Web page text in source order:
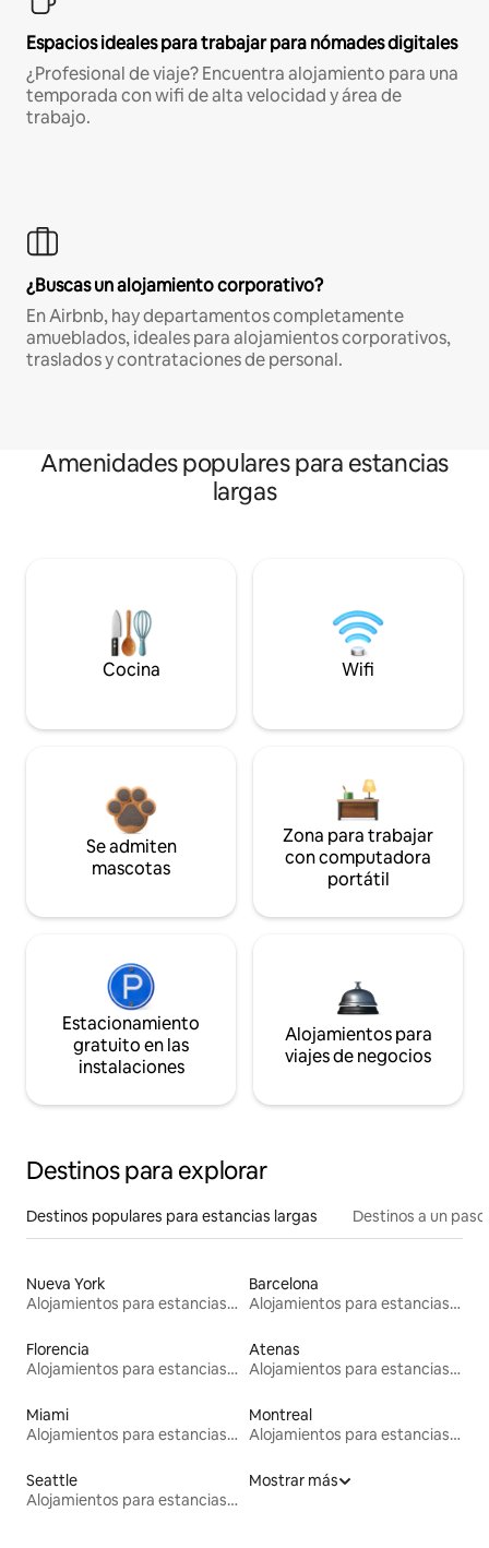
Espacios ideales para trabajar para nómades digitales
¿Profesional de viaje? Encuentra alojamiento para una
temporada con wifi de alta velocidad y área de
trabajo.
¿Buscas un alojamiento corporativo?
En Airbnb, hay departamentos completamente
amueblados, ideales para alojamientos corporativos,
traslados y contrataciones de personal.
Amenidades populares para estancias
largas
Cocina Wifi
Se admiten
mascotas
Zona para trabajar
con computadora
portátil
Estacionamiento
gratuito en las
instalaciones
Alojamientos para
viajes de negocios
Destinos para explorar
Destinos populares para estancias largas Destinos a un
Nueva York
Alojamientos para estancias largas
Barcelona
Alojamientos para estancias largas
Florencia
Alojamientos para estancias largas
Atenas
Alojamientos para estancias largas
Miami
Alojamientos para estancias largas
Montreal
Alojamientos para estancias largas
Seattle
Alojamientos para estancias largas
Mostrar más